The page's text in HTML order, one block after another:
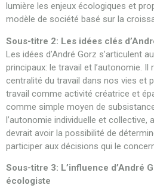
lumière les enjeux écologiques et
modèle de société basé sur la
Sous-titre 2: Les idées clés
Les idées d’André Gorz s’articulent
principaux: le travail et l’autonomie.
centralité du travail dans nos vies et
travail comme activité créatrice et
comme simple moyen de
l’autonomie individuelle et collective,
devrait avoir la possibilité de
participer aux décisions qui le
Sous-titre 3: L’influence d’André
écologiste